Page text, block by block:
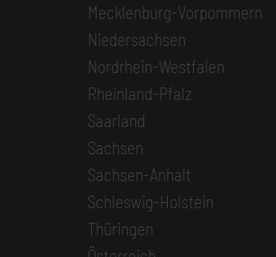
Mecklenburg-Vorpommern
Niedersachsen
Nordrhein-Westfalen
Rheinland-Pfalz
Saarland
Sachsen
Sachsen-Anhalt
Schleswig-Holstein
Thüringen